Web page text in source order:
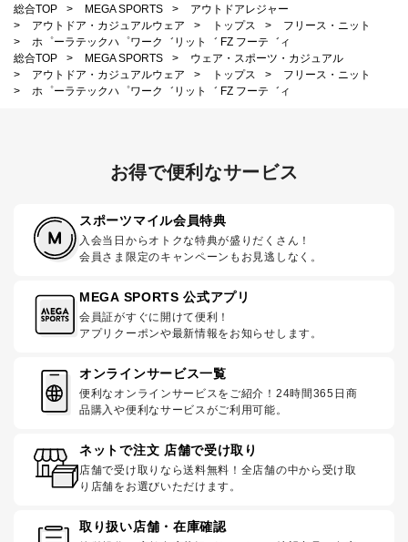
総合TOP
> MEGA SPORTS >
アウトドアレジャー
>
アウトドア・カジュアルウェア > トップス >
フリース・ニット
>
ホ゜ーラテックハ゜ワーク゛リット゛ FZ フーテ゛ィ
総合TOP
> MEGA SPORTS >
ウェア・スポーツ・カジュアル
>
アウトドア・カジュアルウェア > トップス >
フリース・ニット
>
ホ゜ーラテックハ゜ワーク゛リット゛ FZ フーテ゛ィ
お得で便利なサービス
スポーツマイル会員特典
入会当日からオトクな特典が盛りだくさん！
会員さま限定のキャンペーンもお見逃しなく。
MEGA SPORTS 公式アプリ
会員証がすぐに開けて便利！
アプリクーポンや最新情報をお知らせします。
オンラインサービス一覧
便利なオンラインサービスをご紹介！24時間365日商
品購入や便利なサービスがご利用可能。
ネットで注文 店舗で受け取り
店舗で受け取りなら送料無料！全店舗の中から受け取
り店舗をお選びいただけます。
取り扱い店舗・在庫確認